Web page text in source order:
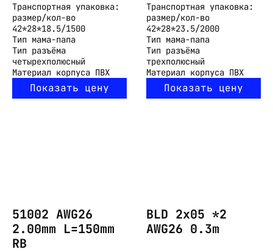
Транспортная упаковка:
размер/кол-во
42*28*18.5/1500
Тип мама-папа
Тип разъёма
четырехполюсный
Материал корпуса ПВХ
Показать цену
Транспортная упаковка:
размер/кол-во
42*28*23.5/2000
Тип мама-папа
Тип разъёма
трехполюсный
Материал корпуса ПВХ
Показать цену
51002 AWG26
2.00mm L=150mm
RB
BLD 2x05 *2
AWG26 0.3m